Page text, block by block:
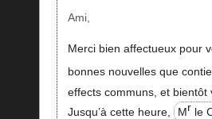
Ami,
Merci bien affectueux pour
bonnes nouvelles que
effects communs, et
Jusqu’à cette heure,
Mr le